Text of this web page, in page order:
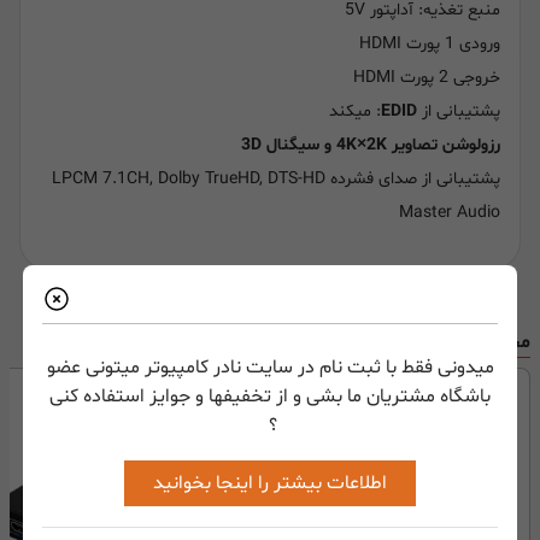
میدونی فقط با ثبت نام در سایت نادر کامپیوتر میتونی عضو
باشگاه مشتریان ما بشی و از تخفیفها و جوایز استفاده کنی
؟
اطلاعات بیشتر را اینجا بخوانید
منبع تغذیه: آداپتور 5V
ورودی 1 پورت HDMI
خروجی 2 پورت HDMI
پشتیبانی از EDID: میکند
رزولوشن تصاویر 4K×2K و سیگنال 3D
پشتیبانی از صدای فشرده LPCM 7.1CH, Dolby TrueHD, DTS-HD
Master Audio
محصولات مرتبط